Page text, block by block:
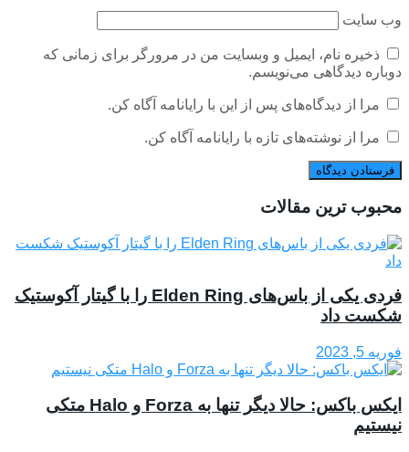
وب‌ سایت
ذخیره نام، ایمیل و وبسایت من در مرورگر برای زمانی که
دوباره دیدگاهی می‌نویسم.
مرا از دیدگاه‌های پس از این با رایانامه آگاه کن.
مرا از نوشته‌های تازه با رایانامه آگاه کن.
محبوب ترین مقالات
فردی یکی از باس‌های Elden Ring را با گیتار آکوستیک
شکست داد
فوریه 5, 2023
ایکس باکس: حالا دیگر تنها به Forza و Halo متکی
نیستیم